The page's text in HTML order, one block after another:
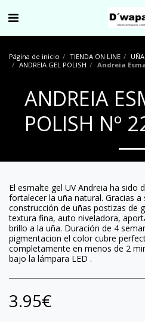
Página de inicio TIENDA ON LINE
ANDREIA GEL POLISH
Andreia
ANDREIA
POLISH Nº
El esmalte gel UV Andreia ha sido
fortalecer la uña natural. Gracias
construcción de uñas postizas de
textura fina, auto niveladora,
brillo a la uña. Duración de 4
pigmentacion el color cubre
completamente en menos de 2
bajo la lámpara LED .
3.95€